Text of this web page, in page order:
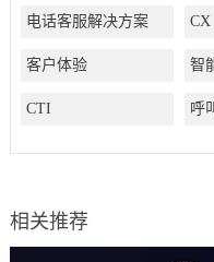
电话客服解决方案 CX
客户体验
CTI
相关推荐